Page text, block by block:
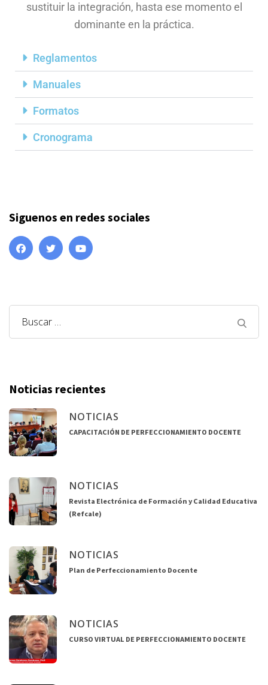
sustituir la integración, hasta ese momento el
dominante en la práctica.
Reglamentos
Manuales
Formatos
Cronograma
Siguenos en redes sociales
Noticias recientes
NOTICIAS
CAPACITACIÓN DE PERFECCIONAMIENTO DOCENTE
NOTICIAS
Revista Electrónica de Formación y Calidad Educativa
(Refcale)
NOTICIAS
Plan de Perfeccionamiento Docente
NOTICIAS
CURSO VIRTUAL DE PERFECCIONAMIENTO DOCENTE